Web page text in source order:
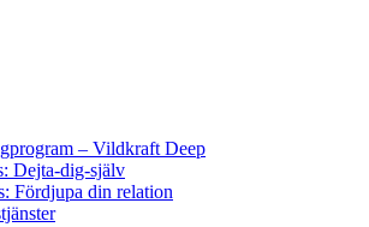
– Vildkraft Deep
Dejta-dig-själv
Fördjupa din relation